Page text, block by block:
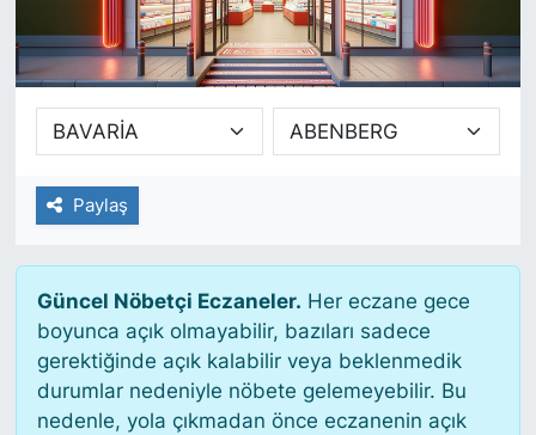
Paylaş
Güncel Nöbetçi Eczaneler. Her eczane gece
boyunca açık olmayabilir, bazıları sadece
gerektiğinde açık kalabilir veya beklenmedik
durumlar nedeniyle nöbete gelemeyebilir. Bu
nedenle, yola çıkmadan önce eczanenin açık
SİYASET
SAĞLIK